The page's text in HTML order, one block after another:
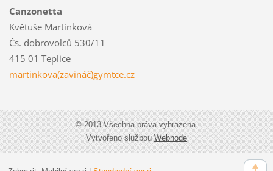
Canzonetta
Květuše Martínková
Čs. dobrovolců 530/11
415 01 Teplice
martinkova(zavináč)gymtce.cz
© 2013 Všechna práva vyhrazena.
Vytvořeno službouWebnode